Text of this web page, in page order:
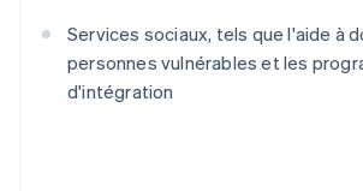
Services sociaux, tels que l'aide à
personnes vulnérables et les
d'intégration